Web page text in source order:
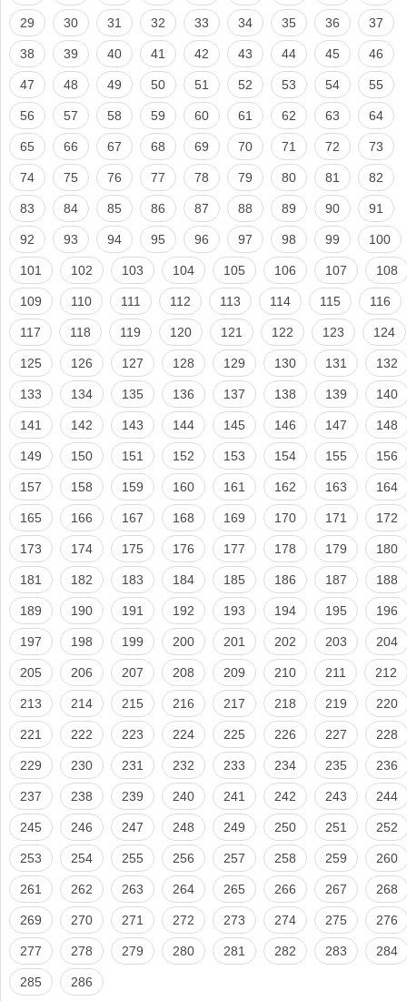
29 30 31 32 33 34 35 36 37
38 39 40 41 42 43 44 45 46
47 48 49 50 51 52 53 54 55
56 57 58 59 60 61 62 63 64
65 66 67 68 69 70 71 72 73
74 75 76 77 78 79 80 81 82
83 84 85 86 87 88 89 90 91
92 93 94 95 96 97 98 99 100
101 102 103 104 105 106 107 108
109 110 111 112 113 114 115 116
117 118 119 120 121 122 123 124
125 126 127 128 129 130 131 132
133 134 135 136 137 138 139 140
141 142 143 144 145 146 147 148
149 150 151 152 153 154 155 156
157 158 159 160 161 162 163 164
165 166 167 168 169 170 171 172
173 174 175 176 177 178 179 180
181 182 183 184 185 186 187 188
189 190 191 192 193 194 195 196
197 198 199 200 201 202 203 204
205 206 207 208 209 210 211 212
213 214 215 216 217 218 219 220
221 222 223 224 225 226 227 228
229 230 231 232 233 234 235 236
237 238 239 240 241 242 243 244
245 246 247 248 249 250 251 252
253 254 255 256 257 258 259 260
261 262 263 264 265 266 267 268
269 270 271 272 273 274 275 276
277 278 279 280 281 282 283 284
285 286